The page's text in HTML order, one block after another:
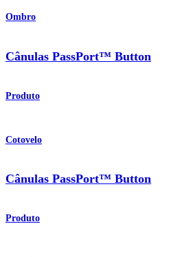
Ombro
Cânulas PassPort™ Button
Produto
Cotovelo
Cânulas PassPort™ Button
Produto